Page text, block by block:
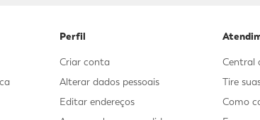
Perfil
Criar conta
Alterar dados pessoais
Editar endereços
Central
Tire
Como